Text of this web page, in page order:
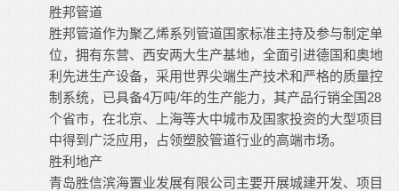
胜邦管道
胜邦管道作为聚乙烯系列管道国家标准主持及参与制定单
位，拥有东营、西安两大生产基地，全面引进德国和奥地
利先进生产设备，采用世界尖端生产技术和严格的质量控
制系统，已具备4万吨/年的生产能力，其产品行销全国28
个省市，在北京、上海等大中城市及国家投资的大型项目
中得到广泛应用，占领塑胶管道行业的高端市场。
胜利地产
青岛胜信滨海置业发展有限公司主要开展城建开发、项目